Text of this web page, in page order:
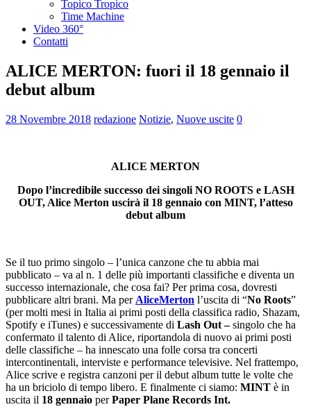
Topico Tropico
Time Machine
Video 360°
Contatti
ALICE MERTON: fuori il 18 gennaio il
debut album
28 Novembre 2018 redazione Notizie, Nuove uscite 0
ALICE MERTON
Dopo l’incredibile successo dei singoli NO ROOTS e LASH
OUT, Alice Merton uscirà il 18 gennaio con MINT, l’atteso
debut album
Se il tuo primo singolo – l’unica canzone che tu abbia mai
pubblicato – va al n. 1 delle più importanti classifiche e diventa un
successo internazionale, che cosa fai? Per prima cosa, dovresti
pubblicare altri brani. Ma per AliceMerton l’uscita di “No Roots”
(per molti mesi in Italia ai primi posti della classifica radio, Shazam,
Spotify e iTunes) e successivamente di Lash Out –singolo che ha
confermato il talento di Alice, riportandola di nuovo ai primi posti
delle classifiche – ha innescato una folle corsa tra concerti
intercontinentali, interviste e performance televisive. Nel frattempo,
Alice scrive e registra canzoni per il debut album tutte le volte che
ha un briciolo di tempo libero. E finalmente ci siamo: MINT è in
uscita il 18 gennaio perPaper Plane Records Int.